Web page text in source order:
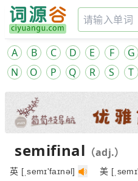
A B C D E F G
N
O P Q R S T
semifinal （adj.）
英 [ˌsemɪ'faɪnəl] 美